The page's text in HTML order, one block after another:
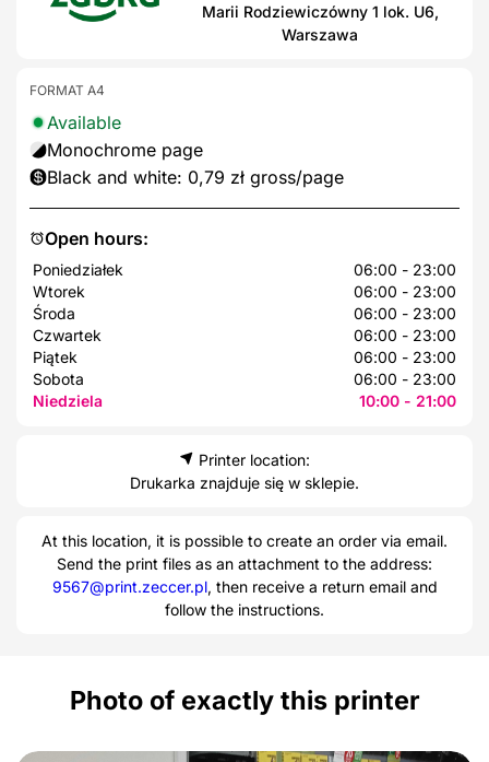
Marii Rodziewiczówny 1 lok. U6,
Warszawa
Open hours:
Poniedziałek
06:00 - 23:00
Wtorek
06:00 - 23:00
Środa
06:00 - 23:00
Czwartek
06:00 - 23:00
Piątek
06:00 - 23:00
Sobota
06:00 - 23:00
Niedziela
10:00 - 21:00
FORMAT A4
Available
Monochrome page
Black and white: 0,79 zł gross/page
Printer location:
Drukarka znajduje się w sklepie.
At this location, it is possible to create an order via email.
Send the print files as an attachment to the address:
9567@print.zeccer.pl, then receive a return email and
follow the instructions.
Photo of exactly this printer